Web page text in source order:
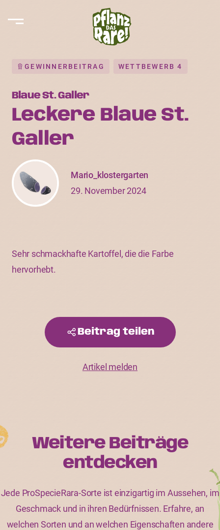
GEWINNERBEITRAG WETTBEWERB 4
Blaue St. Galler
Leckere Blaue St.
Galler
Mario_klostergarten
29. November 2024
Sehr schmackhafte Kartoffel, die die Farbe
hervorhebt.
Beitrag teilen
Artikel melden
Weitere Beiträge
entdecken
Jede ProSpecieRara-Sorte ist einzigartig im Aussehen, im
Geschmack und in ihren Bedürfnissen. Erfahre, an
welchen Sorten und an welchen Eigenschaften andere